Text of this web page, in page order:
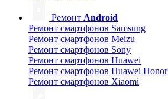
Ремонт Android
Ремонт смартфонов Samsung
Ремонт смартфонов Meizu
Ремонт смартфонов Sony
Ремонт смартфонов Huawei
Ремонт смартфонов Huawei Honor
Ремонт смартфонов Xiaomi